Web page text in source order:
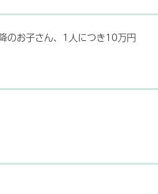
のお子さん、1人につき10万円